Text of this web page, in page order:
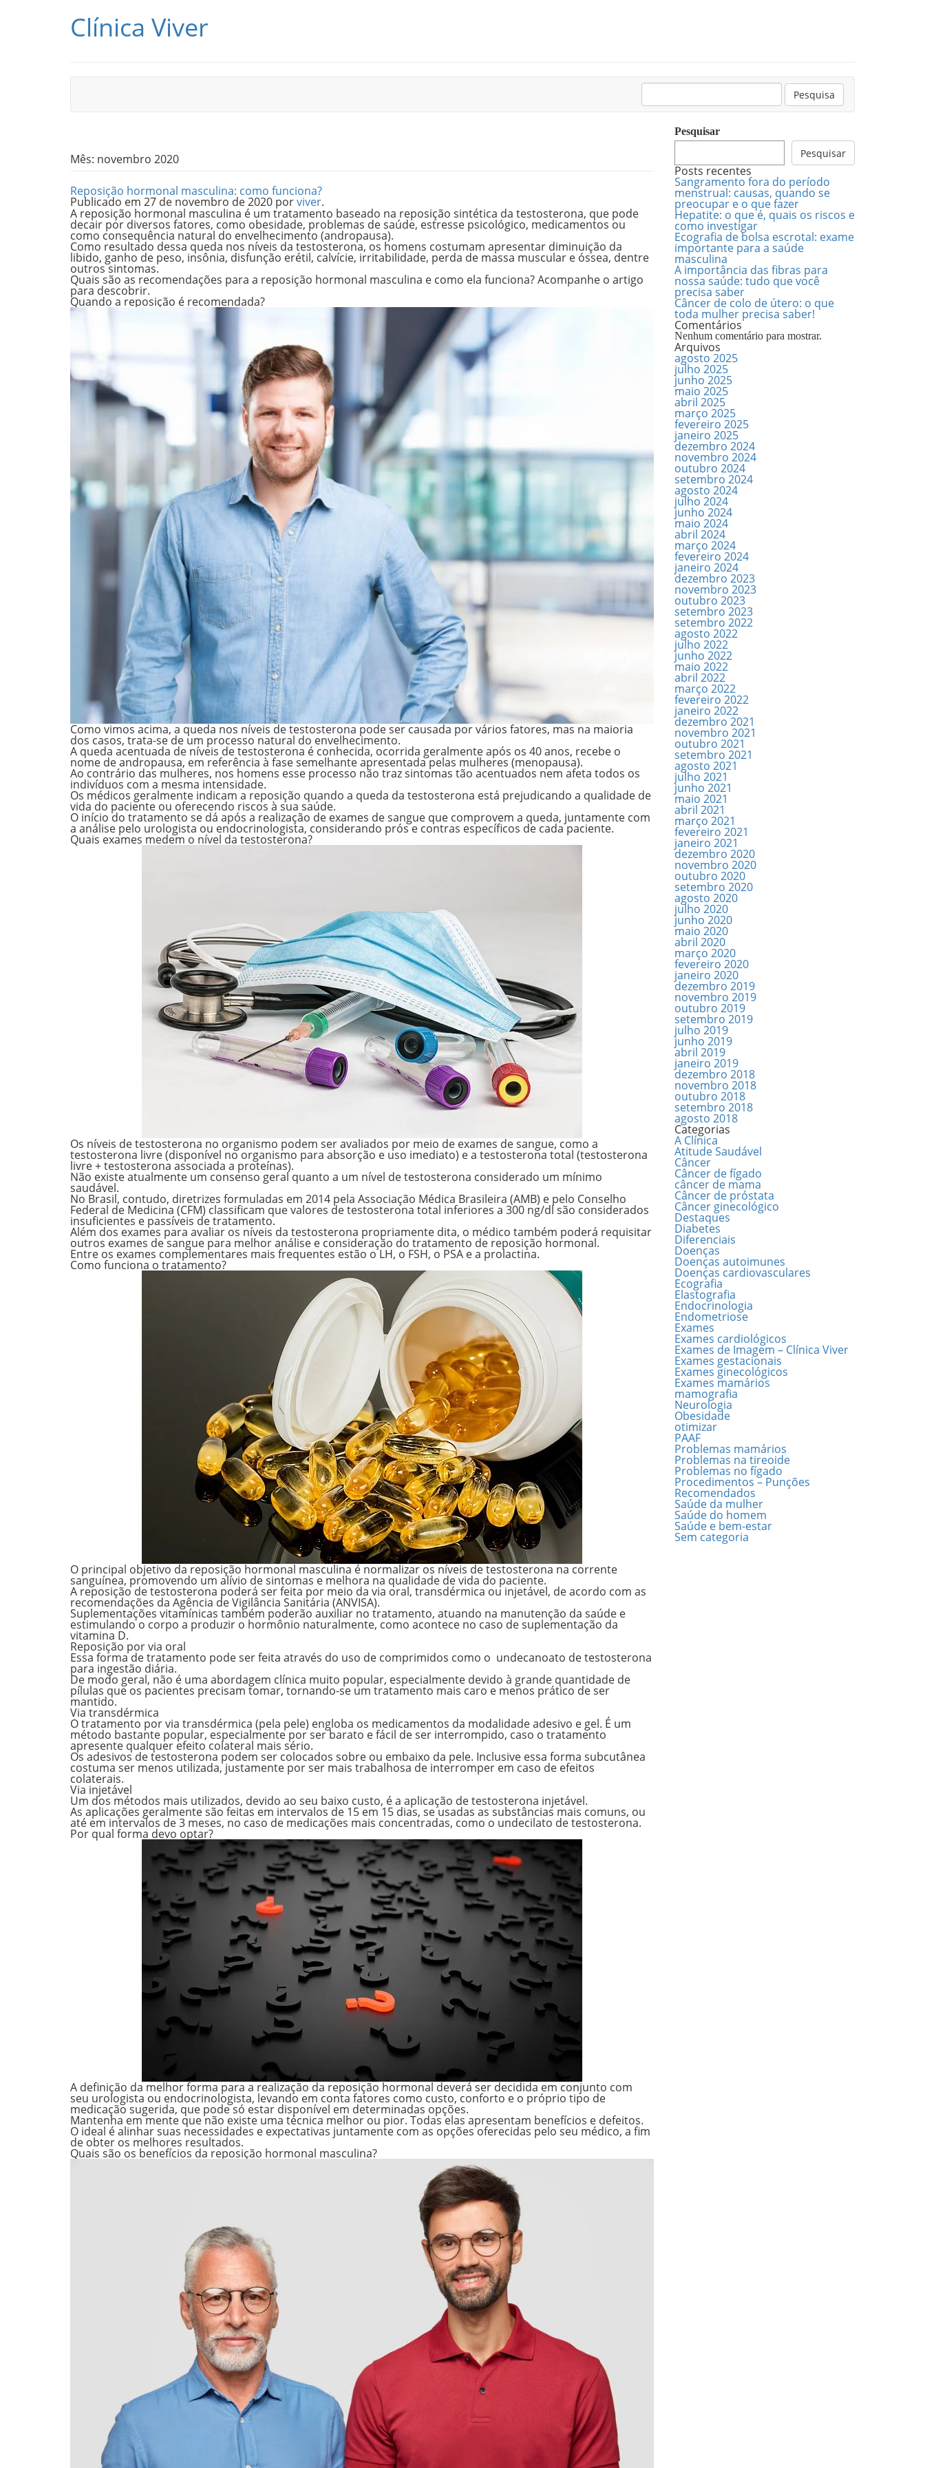
Pular para o conteúdo
Clínica Viver
Pesquisar:
Pesquisa
Mês: novembro 2020
Reposição hormonal masculina: como funciona?
Publicado em 27 de novembro de 2020 porviver.
A reposição hormonal masculina é um tratamento baseado na reposição sintética da testosterona, que pode
decair por diversos fatores, como obesidade, problemas de saúde, estresse psicológico, medicamentos ou
como consequência natural do envelhecimento (andropausa).
Como resultado dessa queda nos níveis da testosterona, os homens costumam apresentar diminuição da
libido, ganho de peso, insônia, disfunção erétil, calvície, irritabilidade, perda de massa muscular e óssea, dentre
outros sintomas.
Quais são as recomendações para a reposição hormonal masculina e como ela funciona? Acompanhe o artigo
para descobrir.
Quando a reposição é recomendada?
Como vimos acima, a queda nos níveis de testosterona pode ser causada por vários fatores, mas na maioria
dos casos, trata-se de um processo natural do envelhecimento.
A queda acentuada de níveis de testosterona é conhecida, ocorrida geralmente após os 40 anos, recebe o
nome de andropausa, em referência à fase semelhante apresentada pelas mulheres (menopausa).
Ao contrário das mulheres, nos homens esse processo não traz sintomas tão acentuados nem afeta todos os
indivíduos com a mesma intensidade.
Os médicos geralmente indicam a reposição quando a queda da testosterona está prejudicando a qualidade de
vida do paciente ou oferecendo riscos à sua saúde.
O início do tratamento se dá após a realização de exames de sangue que comprovem a queda, juntamente com
a análise pelo urologista ou endocrinologista, considerando prós e contras específicos de cada paciente.
Quais exames medem o nível da testosterona?
Os níveis de testosterona no organismo podem ser avaliados por meio de exames de sangue, como a
testosterona livre(disponível no organismo para absorção e uso imediato) e a testosterona total (testosterona
livre + testosterona associada a proteínas).
Não existe atualmente um consenso geral quanto a um nível de testosterona considerado um mínimo
saudável.
No Brasil, contudo, diretrizes formuladas em 2014 pela Associação Médica Brasileira (AMB) e pelo Conselho
Federal de Medicina (CFM) classificam quevalores de testosterona total inferiores a 300 ng/dlsão considerados
insuficientes e passíveis de tratamento.
Além dos exames para avaliar os níveis da testosterona propriamente dita, o médico também poderá requisitar
outros exames de sangue para melhor análise e consideração do tratamento de reposição hormonal.
Entre os exames complementares mais frequentes estão o LH, o FSH, o PSA e a prolactina.
Como funciona o tratamento?
O principal objetivo da reposição hormonal masculina é normalizar os níveis de testosterona na corrente
sanguínea, promovendo um alívio de sintomas e melhora na qualidade de vida do paciente.
A reposição de testosterona poderá ser feita por meio da via oral, transdérmica ou injetável, de acordo com as
recomendações da Agência de Vigilância Sanitária (ANVISA).
Suplementações vitamínicas também poderão auxiliar no tratamento, atuando na manutenção da saúde e
estimulando o corpo a produzir o hormônio naturalmente, como acontece no caso desuplementação da
vitamina D.
Reposição por via oral
Essa forma de tratamento pode ser feita através do uso de comprimidos como o undecanoato de testosterona
para ingestão diária.
De modo geral, não é uma abordagem clínica muito popular, especialmente devido à grande quantidade de
pílulas que os pacientes precisam tomar, tornando-se um tratamento mais caro e menos prático de ser
mantido.
Via transdérmica
O tratamento por via transdérmica (pela pele) engloba os medicamentos da modalidade adesivo e gel. É um
método bastante popular, especialmente por ser barato e fácil de ser interrompido, caso o tratamento
apresente qualquer efeito colateral mais sério.
Os adesivos de testosterona podem ser colocados sobre ou embaixo da pele. Inclusive essa forma subcutânea
costuma ser menos utilizada, justamente por ser mais trabalhosa de interromper em caso de efeitos
colaterais.
Via injetável
Um dos métodos mais utilizados, devido ao seu baixo custo, é a aplicação de testosterona injetável.
As aplicações geralmente são feitas em intervalos de 15 em 15 dias, se usadas as substâncias mais comuns, ou
até em intervalos de 3 meses, no caso de medicações mais concentradas, como o undecilato de testosterona.
Por qual forma devo optar?
A definição da melhor forma para a realização da reposição hormonal deverá ser decidida em conjunto com
seu urologista ou endocrinologista, levando em conta fatores como custo, conforto e o próprio tipo de
medicação sugerida, que pode só estar disponível em determinadas opções.
Mantenha em mente que não existe uma técnica melhor ou pior. Todas elas apresentam benefícios e defeitos.
O ideal é alinhar suas necessidades e expectativas juntamente com as opções oferecidas pelo seu médico, a fim
de obter os melhores resultados.
Quais são os benefícios da reposição hormonal masculina?
Pesquisar
Pesquisar
Posts recentes
Sangramento fora do período
menstrual: causas, quando se
preocupar e o que fazer
Hepatite: o que é, quais os riscos e
como investigar
Ecografia de bolsa escrotal: exame
importante para a saúde
masculina
A importância das fibras para
nossa saúde: tudo que você
precisa saber
Câncer de colo de útero: o que
toda mulher precisa saber!
Comentários
Nenhum comentário para mostrar.
Arquivos
agosto 2025
julho 2025
junho 2025
maio 2025
abril 2025
março 2025
fevereiro 2025
janeiro 2025
dezembro 2024
novembro 2024
outubro 2024
setembro 2024
agosto 2024
julho 2024
junho 2024
maio 2024
abril 2024
março 2024
fevereiro 2024
janeiro 2024
dezembro 2023
novembro 2023
outubro 2023
setembro 2023
setembro 2022
agosto 2022
julho 2022
junho 2022
maio 2022
abril 2022
março 2022
fevereiro 2022
janeiro 2022
dezembro 2021
novembro 2021
outubro 2021
setembro 2021
agosto 2021
julho 2021
junho 2021
maio 2021
abril 2021
março 2021
fevereiro 2021
janeiro 2021
dezembro 2020
novembro 2020
outubro 2020
setembro 2020
agosto 2020
julho 2020
junho 2020
maio 2020
abril 2020
março 2020
fevereiro 2020
janeiro 2020
dezembro 2019
novembro 2019
outubro 2019
setembro 2019
julho 2019
junho 2019
abril 2019
janeiro 2019
dezembro 2018
novembro 2018
outubro 2018
setembro 2018
agosto 2018
Categorias
A Clínica
Atitude Saudável
Câncer
Câncer de fígado
câncer de mama
Câncer de próstata
Câncer ginecológico
Destaques
Diabetes
Diferenciais
Doenças
Doenças autoimunes
Doenças cardiovasculares
Ecografia
Elastografia
Endocrinologia
Endometriose
Exames
Exames cardiológicos
Exames de Imagem – Clínica Viver
Exames gestacionais
Exames ginecológicos
Exames mamários
mamografia
Neurologia
Obesidade
otimizar
PAAF
Problemas mamários
Problemas na tireoide
Problemas no fígado
Procedimentos – Punções
Recomendados
Saúde da mulher
Saúde do homem
Saúde e bem-estar
Sem categoria